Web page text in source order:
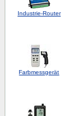
Industrie-Router
Farbmessgerät